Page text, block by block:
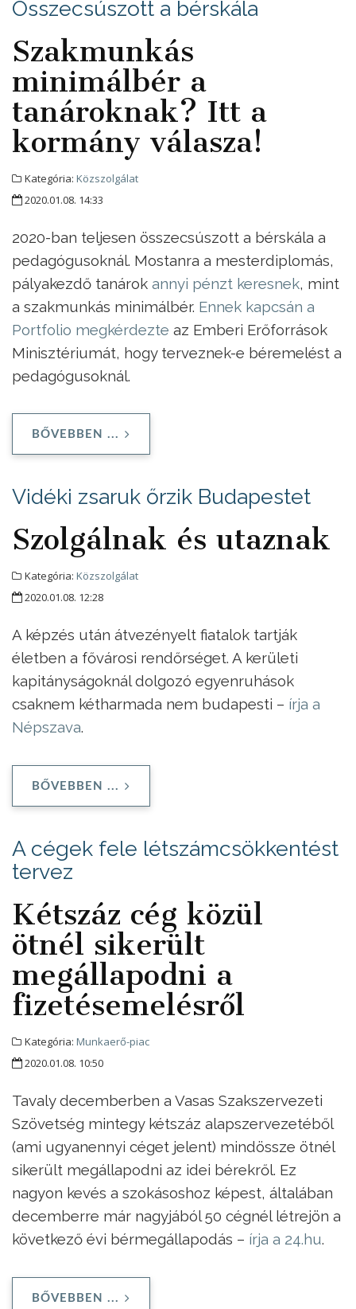
Összecsúszott a bérskála
Szakmunkás
minimálbér a
tanároknak? Itt a
kormány válasza!
Kategória: Közszolgálat
2020.01.08. 14:33
2020-ban teljesen összecsúszott a bérskála a
pedagógusoknál. Mostanra a mesterdiplomás,
pályakezdő tanárok annyi pénzt keresnek, mint
a szakmunkás minimálbér. Ennek kapcsán a
Portfolio megkérdezte az Emberi Erőforrások
Minisztériumát, hogy terveznek-e béremelést a
pedagógusoknál.
BŐVEBBEN ...
Vidéki zsaruk őrzik Budapestet
Szolgálnak és utaznak
Kategória: Közszolgálat
2020.01.08. 12:28
A képzés után átvezényelt fiatalok tartják
életben a fővárosi rendőrséget. A kerületi
kapitányságoknál dolgozó egyenruhások
csaknem kétharmada nem budapesti – írja a
Népszava.
BŐVEBBEN ...
A cégek fele létszámcsökkentést
tervez
Kétszáz cég közül
ötnél sikerült
megállapodni a
fizetésemelésről
Kategória: Munkaerő-piac
2020.01.08. 10:50
Tavaly decemberben a Vasas Szakszervezeti
Szövetség mintegy kétszáz alapszervezetéből
(ami ugyanennyi céget jelent) mindössze ötnél
sikerült megállapodni az idei bérekről. Ez
nagyon kevés a szokásoshoz képest, általában
decemberre már nagyjából 50 cégnél létrejön a
következő évi bérmegállapodás – írja a 24.hu.
BŐVEBBEN ...